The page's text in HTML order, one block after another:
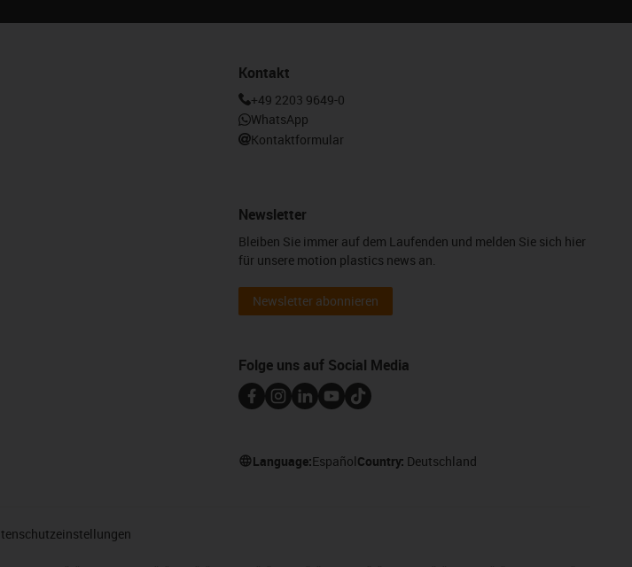
Kontakt
+49 2203 9649-0
WhatsApp
Kontaktformular
Newsletter
Bleiben Sie immer auf dem Laufenden und melden Sie sich hier
für unsere motion plastics news an.
Newsletter abonnieren
Folge uns auf Social Media
Language:EspañolCountry: Deutschland